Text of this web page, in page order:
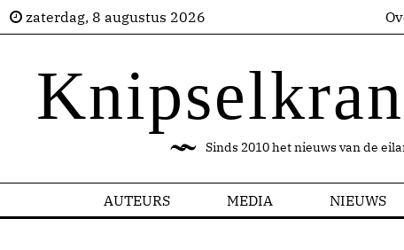
zaterdag, 8 augustus 2026
Sinds 2010 het nieuws van de
AUTEURS MEDIA NIEUWS